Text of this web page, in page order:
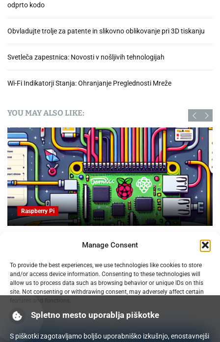
Manage Consent
To provide the best experiences, we use technologies like cookies to store
and/or access device information. Consenting to these technologies will
allow us to process data such as browsing behavior or unique IDs on this
site. Not consenting or withdrawing consent, may adversely affect certain
features and functions.
Manage services
odprto kodo
Obvladujte trolje za patente in slikovno oblikovanje pri 3D tiskanju
Svetleča zapestnica: Novosti v nošljivih tehnologijah
Wi-Fi Indikatorji Stanja: Ohranjanje Preglednosti Mreže
YOU MAY ALSO LIKE:
Raspberry Pi
OpenProject na Raspberry PI: Orodje za upravljanje
projektov z odprto kodo
09.02.2025
Spletno mesto uporablja piškotke
S piškotki zagotavljamo boljšo uporabniško izkušnjo, enostavnejši